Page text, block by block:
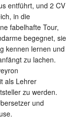
entführt, und 2 CV
in die
fabelhafte Tour,
begegnet, sie
kennen lernen und
zu lachen.
als Lehrer
zu werden.
und